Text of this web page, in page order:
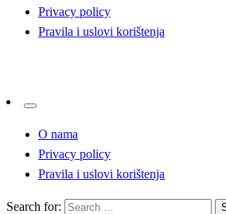
Privacy policy
Pravila i uslovi korištenja
O nama
Privacy policy
Pravila i uslovi korištenja
Search for: